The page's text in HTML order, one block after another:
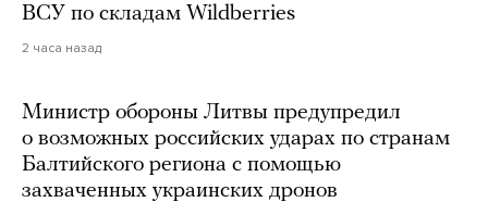
ВСУ по складам Wildberries
2 часа назад
Министр обороны Литвы предупредил
о возможных российских ударах по странам
Балтийского региона с помощью
захваченных украинских дронов